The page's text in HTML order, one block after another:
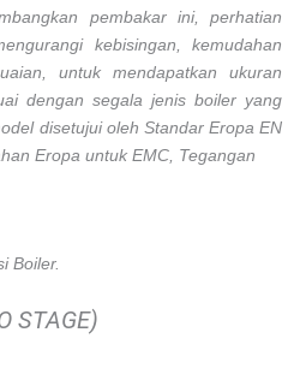
pembakar ini, perhatian
kebisingan, kemudahan
untuk mendapatkan ukuran
dengan segala jenis boiler yang
disetujui oleh Standar Eropa EN
Eropa untuk EMC, Tegangan
Boiler.
STAGE)